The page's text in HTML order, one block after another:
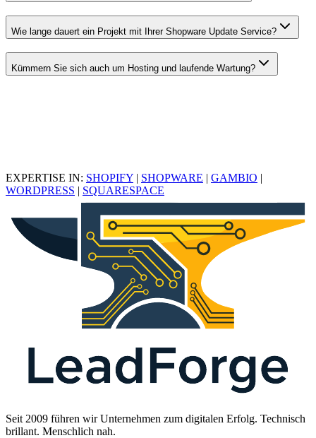
Wie lange dauert ein Projekt mit Ihrer Shopware Update Service?
Kümmern Sie sich auch um Hosting und laufende Wartung?
EXPERTISE IN: SHOPIFY | SHOPWARE | GAMBIO |
WORDPRESS | SQUARESPACE
Seit 2009 führen wir Unternehmen zum digitalen Erfolg. Technisch
brillant. Menschlich nah.